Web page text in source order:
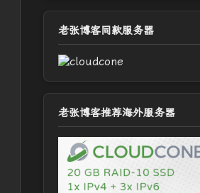
老张博客同款服务器
老张博客推荐海外服务器